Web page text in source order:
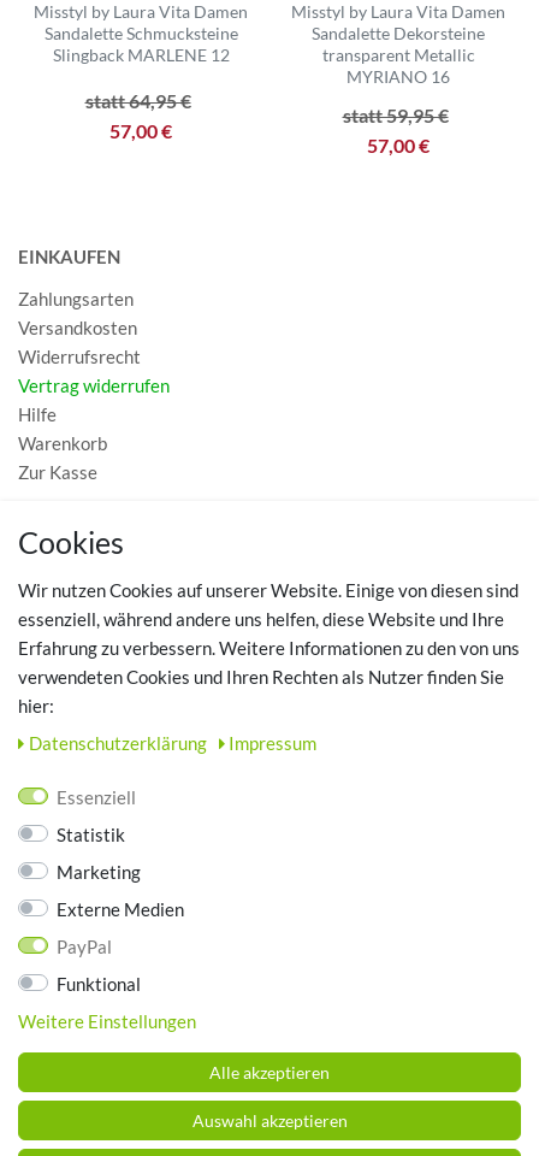
Misstyl by Laura Vita Damen
Sandalette Schmucksteine
Slingback MARLENE 12
statt 64,95 €
57,00 €
Misstyl by Laura Vita Damen
Sandalette Dekorsteine
transparent Metallic
MYRIANO 16
statt 59,95 €
57,00 €
EINKAUFEN
Zahlungsarten
Versandkosten
Widerrufsrecht
Vertrag widerrufen
Hilfe
Warenkorb
Zur Kasse
MEIN KONTO
TOP SCHUHTHEMEN
Hausschuhe - Bequeme Schuhe für zuhause
Datenschutz
AGB
Impressum
ZAHLUNGSARTEN
Cookies
Wir nutzen Cookies auf unserer Website. Einige von diesen sind
essenziell, während andere uns helfen, diese Website und Ihre
Erfahrung zu verbessern. Weitere Informationen zu den von uns
verwendeten Cookies und Ihren Rechten als Nutzer finden Sie
hier:
Daten­schutz­erklärung
Impressum
Essenziell
Statistik
Marketing
Externe Medien
PayPal
Funktional
Weitere Einstellungen
Alle akzeptieren
Auswahl akzeptieren